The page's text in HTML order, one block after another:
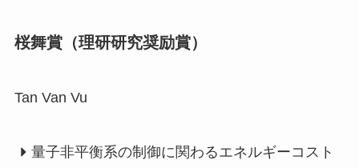
桜舞賞（理研研究奨励賞）
Tan Van Vu
量子非平衡系の制御に関わるエネルギーコスト